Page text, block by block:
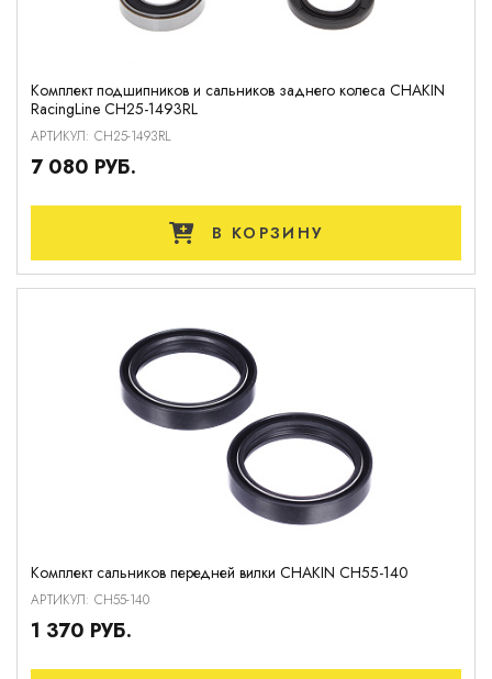
Комплект подшипников и сальников заднего колеса CHAKIN
RacingLine CH25-1493RL
АРТИКУЛ: CH25-1493RL
7 080 РУБ.
В КОРЗИНУ
Комплект сальников передней вилки CHAKIN CH55-140
АРТИКУЛ: CH55-140
1 370 РУБ.